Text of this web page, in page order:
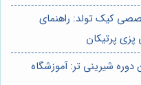
کیک تولد: راهنمای
پزی پرتیکان
دوره شیرینی تر: آموزشگاه